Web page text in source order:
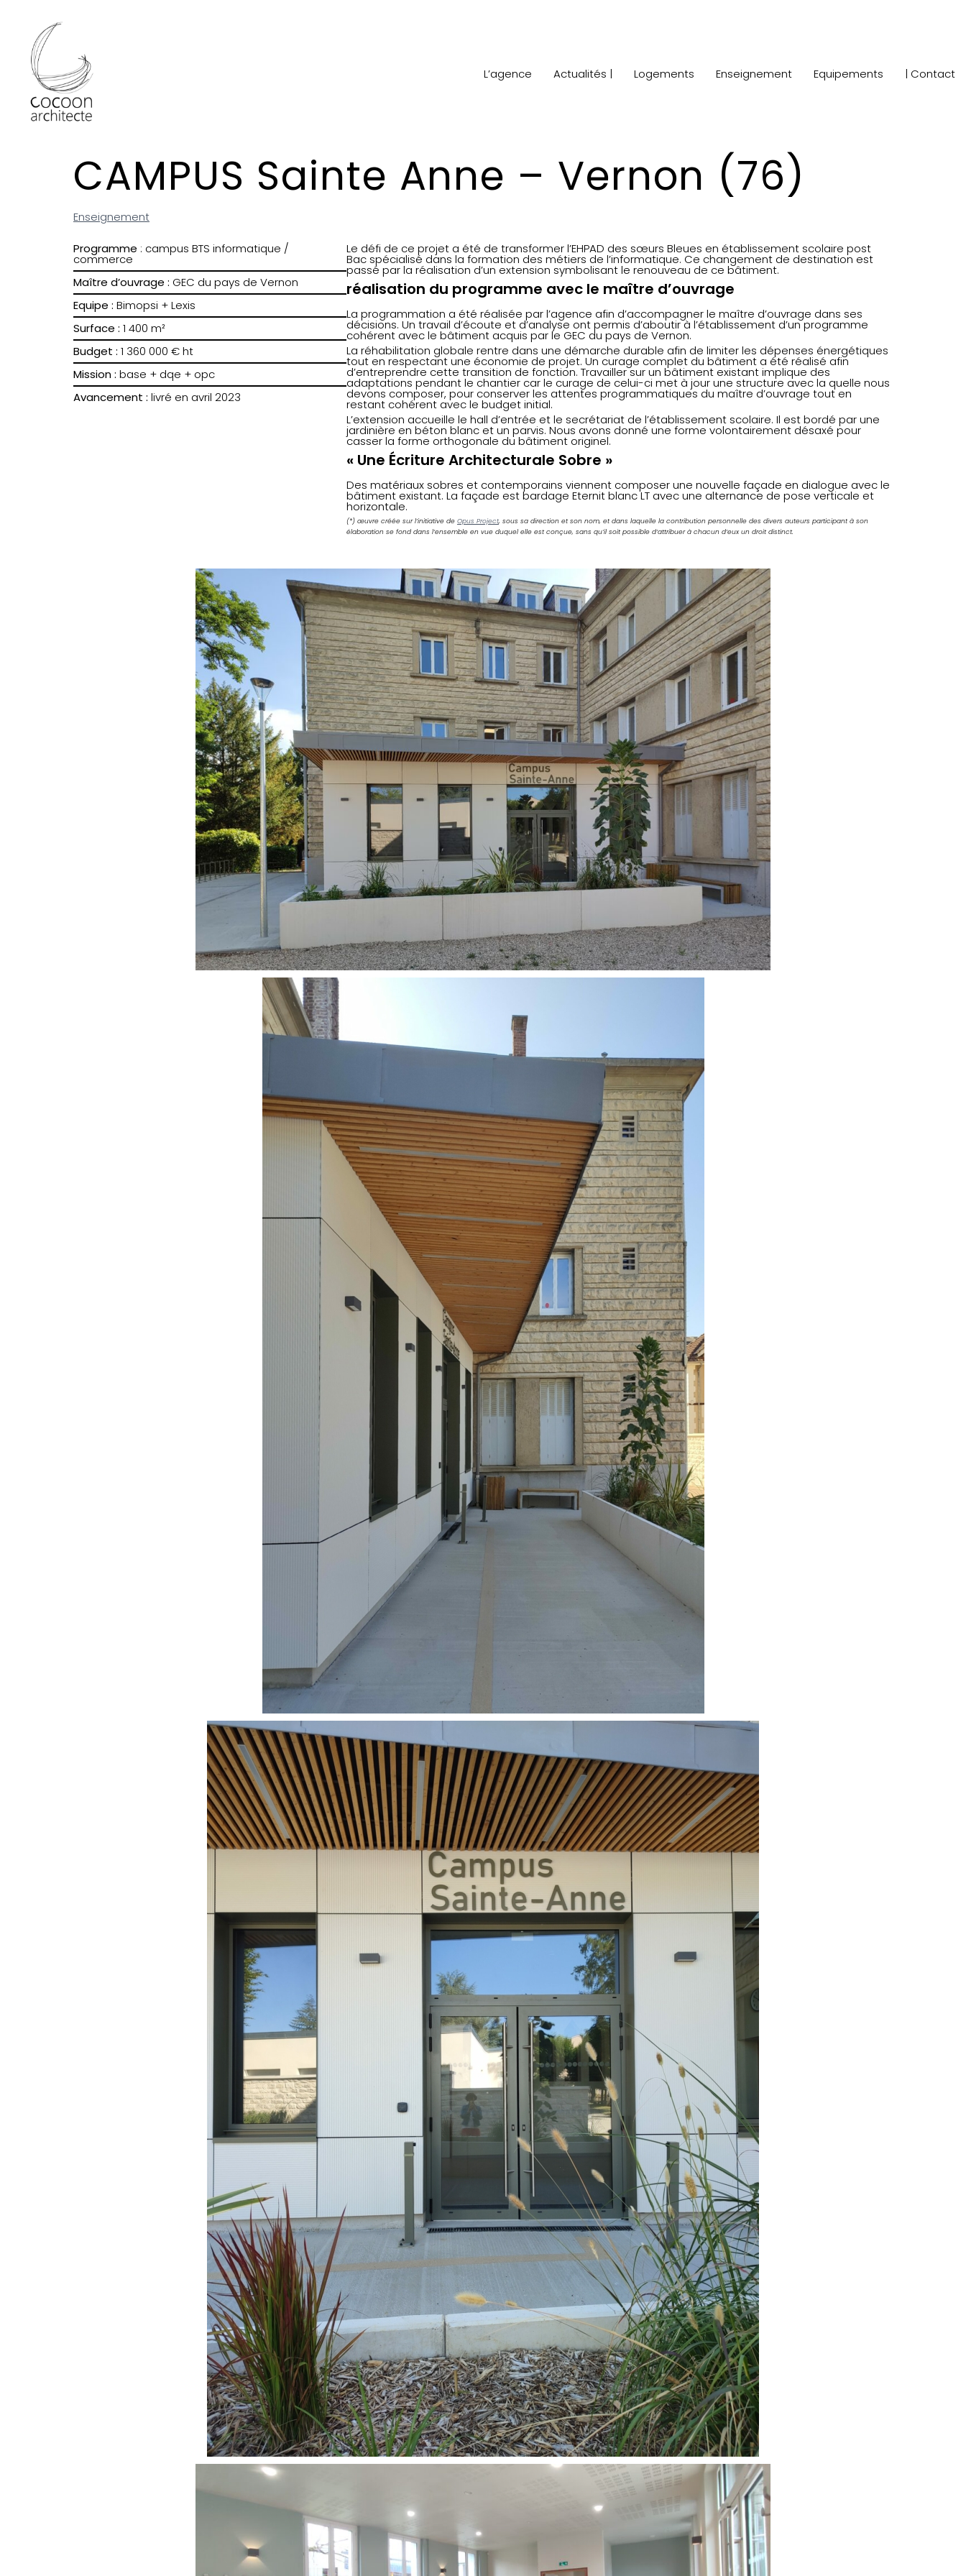
L’agence Actualités | Logements Enseignement Equipements | Contact
CAMPUS Sainte Anne – Vernon (76)
Enseignement
Programme : campus BTS informatique /
commerce
Maître d’ouvrage : GEC du pays de Vernon
Equipe : Bimopsi + Lexis
Surface : 1 400 m²
Budget : 1 360 000 € ht
Mission : base + dqe + opc
Avancement : livré en avril 2023
Le défi de ce projet a été de transformer l’EHPAD des sœurs Bleues en établissement scolaire post
Bac spécialisé dans la formation des métiers de l’informatique. Ce changement de destination est
passé par la réalisation d’un extension symbolisant le renouveau de ce bâtiment.
réalisation du programme avec le maître d’ouvrage
La programmation a été réalisée par l’agence afin d’accompagner le maître d’ouvrage dans ses
décisions. Un travail d’écoute et d’analyse ont permis d’aboutir à l’établissement d’un programme
cohérent avec le bâtiment acquis par le GEC du pays de Vernon.
La réhabilitation globale rentre dans une démarche durable afin de limiter les dépenses énergétiques
tout en respectant une économie de projet. Un curage complet du bâtiment a été réalisé afin
d’entreprendre cette transition de fonction. Travailler sur un bâtiment existant implique des
adaptations pendant le chantier car le curage de celui-ci met à jour une structure avec la quelle nous
devons composer, pour conserver les attentes programmatiques du maître d’ouvrage tout en
restant cohérent avec le budget initial.
L’extension accueille le hall d’entrée et le secrétariat de l’établissement scolaire. Il est bordé par une
jardinière en béton blanc et un parvis. Nous avons donné une forme volontairement désaxé pour
casser la forme orthogonale du bâtiment originel.
« Une Écriture Architecturale Sobre »
Des matériaux sobres et contemporains viennent composer une nouvelle façade en dialogue avec le
bâtiment existant. La façade est bardage Eternit blanc LT avec une alternance de pose verticale et
horizontale.
(*) œuvre créée sur l’initiative de Opus Project, sous sa direction et son nom, et dans laquelle la contribution personnelle des divers auteurs participant à son
élaboration se fond dans l’ensemble en vue duquel elle est conçue, sans qu’il soit possible d’attribuer à chacun d’eux un droit distinct.